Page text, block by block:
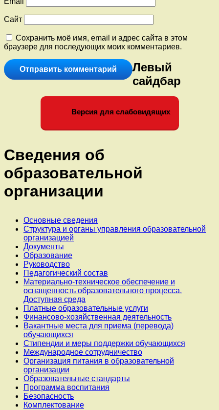
Сайт
Сохранить моё имя, email и адрес сайта в этом
браузере для последующих моих комментариев.
Левый
сайдбар
Версия для слабовидящих
Сведения об
образовательной
организации
Основные сведения
Структура и органы управления образовательной
организацией
Документы
Образование
Руководство
Педагогический состав
Материально-техническое обеспечение и
оснащенность образовательного процесса.
Доступная среда
Платные образовательные услуги
Финансово-хозяйственная деятельность
Вакантные места для приема (перевода)
обучающихся
Стипендии и меры поддержки обучающихся
Международное сотрудничество
Организация питания в образовательной
организации
Образовательные стандарты
Программа воспитания
Безопасность
Комплектование